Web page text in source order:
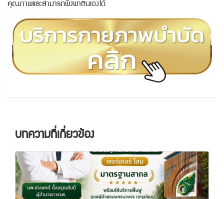
คุณภาพและสามารถพึ่งพาตนเองได้
บทความที่เกี่ยวข้อง